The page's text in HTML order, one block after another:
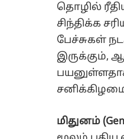
தொழில்
சிந்திக்க
பேச்சுகள்
இருக்கும்,
மிதுனம்